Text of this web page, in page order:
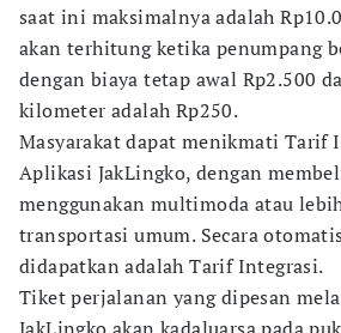
saat ini maksimalnya adalah
akan terhitung ketika penumpang
dengan biaya tetap awal Rp2.500
kilometer adalah Rp250.
Masyarakat dapat menikmati Tarif
Aplikasi JakLingko, dengan
menggunakan multimoda atau
transportasi umum. Secara
didapatkan adalah Tarif Integrasi.
Tiket perjalanan yang dipesan